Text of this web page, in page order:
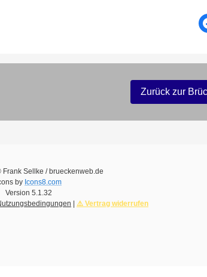
Zurück zur
Frank Sellke / brueckenweb.de
by Icons8.com
Version 5.1.32
⚠️ Vertrag widerrufen